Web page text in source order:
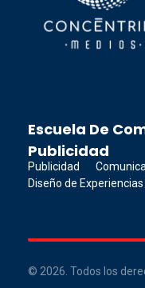
Escuela De
Publicidad
Publicidad
Diseño de
© 2026. Todos los